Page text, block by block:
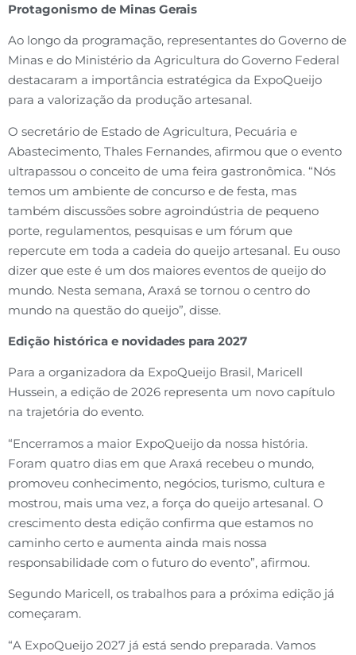
Protagonismo de Minas Gerais
Ao longo da programação, representantes do Governo de
Minas e do Ministério da Agricultura do Governo Federal
destacaram a importância estratégica da ExpoQueijo
para a valorização da produção artesanal.
O secretário de Estado de Agricultura, Pecuária e
Abastecimento, Thales Fernandes, afirmou que o evento
ultrapassou o conceito de uma feira gastronômica. “Nós
temos um ambiente de concurso e de festa, mas
também discussões sobre agroindústria de pequeno
porte, regulamentos, pesquisas e um fórum que
repercute em toda a cadeia do queijo artesanal. Eu ouso
dizer que este é um dos maiores eventos de queijo do
mundo. Nesta semana, Araxá se tornou o centro do
mundo na questão do queijo”, disse.
Edição histórica e novidades para 2027
Para a organizadora da ExpoQueijo Brasil, Maricell
Hussein, a edição de 2026 representa um novo capítulo
na trajetória do evento.
“Encerramos a maior ExpoQueijo da nossa história.
Foram quatro dias em que Araxá recebeu o mundo,
promoveu conhecimento, negócios, turismo, cultura e
mostrou, mais uma vez, a força do queijo artesanal. O
crescimento desta edição confirma que estamos no
caminho certo e aumenta ainda mais nossa
responsabilidade com o futuro do evento”, afirmou.
Segundo Maricell, os trabalhos para a próxima edição já
começaram.
“A ExpoQueijo 2027 já está sendo preparada. Vamos